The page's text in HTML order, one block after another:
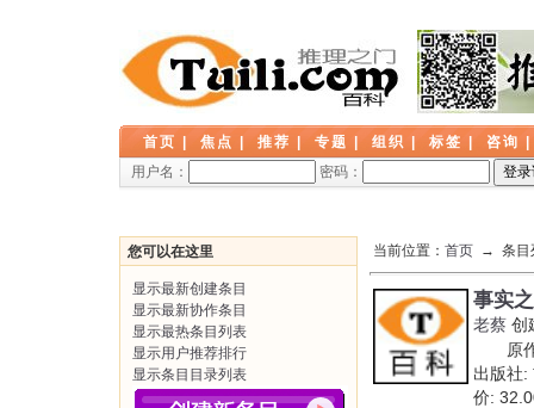
首页 焦点 推荐 专题 组织 标签 咨询
用户名：
密码：
您可以在这里
显示最新创建条目
显示最新协作条目
显示最热条目列表
显示用户推荐排行
显示条目目录列表
当前位置： 首页 → 条目
事实
老蔡 创
原作
出版
价: